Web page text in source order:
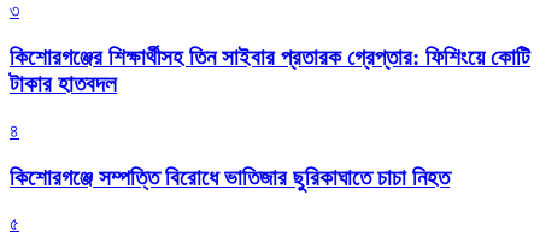
৩
কিশোরগঞ্জের শিক্ষার্থীসহ তিন সাইবার প্রতারক গ্রেপ্তার: ফিশিংয়ে কোটি
টাকার হাতবদল
৪
কিশোরগঞ্জে সম্পত্তি বিরোধে ভাতিজার ছুরিকাঘাতে চাচা নিহত
৫